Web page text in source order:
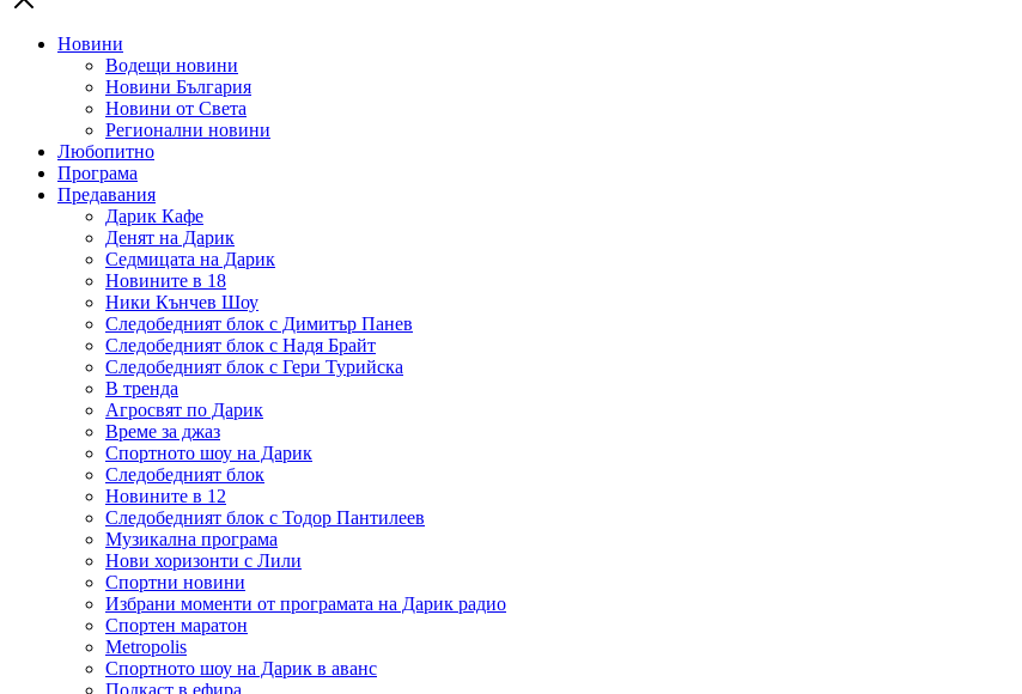
Новини
Водещи новини
Новини България
Новини от Света
Регионални новини
Любопитно
Програма
Предавания
Дарик Кафе
Денят на Дарик
Седмицата на Дарик
Новините в 18
Ники Кънчев Шоу
Следобедният блок с Димитър Панев
Следобедният блок с Надя Брайт
Следобедният блок с Гери Турийска
В тренда
Агросвят по Дарик
Време за джаз
Спортното шоу на Дарик
Следобедният блок
Новините в 12
Следобедният блок с Тодор Пантилеев
Музикална програма
Нови хоризонти с Лили
Спортни новини
Избрани моменти от програмата на Дарик радио
Спортен маратон
Metropolis
Спортното шоу на Дарик в аванс
Подкаст в ефира